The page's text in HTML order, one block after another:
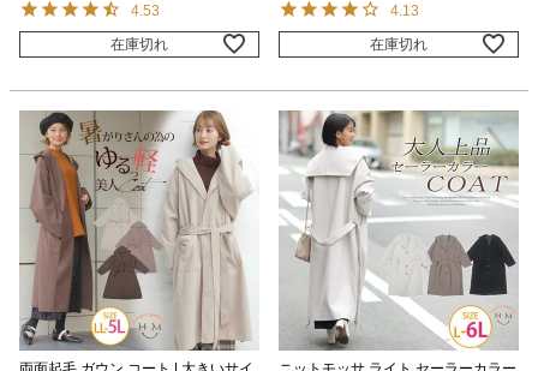
4.53
在庫切れ
4.13
在庫切れ